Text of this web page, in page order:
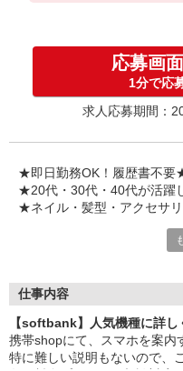
入社祝い金10万円支
お友達を紹介頂くと,
インセンティブ支給
゜・。○。・゜+゜・
応募画
1分で応
求人応募期間：
★即日勤務OK！履歴書不要
★20代・30代・40代が活躍
★ネイル・髪型・アクセサ
シエロのスタッフは9割が未
ずっと先まで役に立ちます！
丁寧な研修もあるので、
みなさんから働きやすいと
最新アプリ事情やお得なプ
仕事内容
【softbank】人気機種に詳し
携帯shopにて、スマホを案内
特に難しい説明もないので、